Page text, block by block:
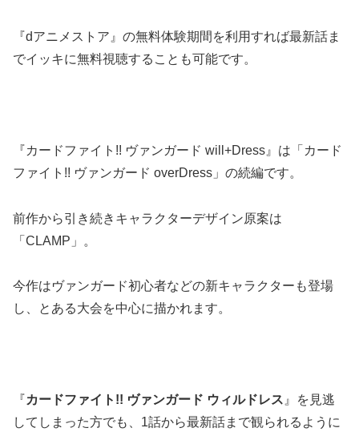
『dアニメストア』の無料体験期間を利用すれば最新話ま
でイッキに無料視聴することも可能です。
『カードファイト!! ヴァンガード will+Dress』は「カード
ファイト!! ヴァンガード overDress」の続編です。
前作から引き続きキャラクターデザイン原案は
「CLAMP」。
今作はヴァンガード初心者などの新キャラクターも登場
し、とある大会を中心に描かれます。
『カードファイト!! ヴァンガード ウィルドレス 』を見逃
してしまった方でも、1話から最新話まで観られるように